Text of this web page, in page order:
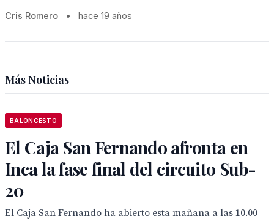
Cris Romero • hace 19 años
Más Noticias
BALONCESTO
El Caja San Fernando afronta en
Inca la fase final del circuito Sub-
20
El Caja San Fernando ha abierto esta mañana a las 10.00